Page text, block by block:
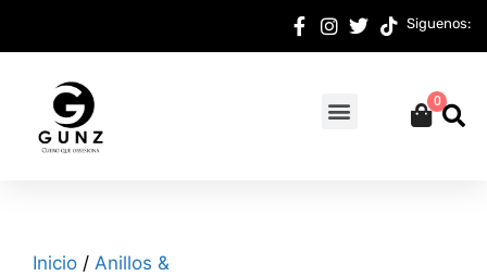
Siguenos:
0
Inicio / Anillos &